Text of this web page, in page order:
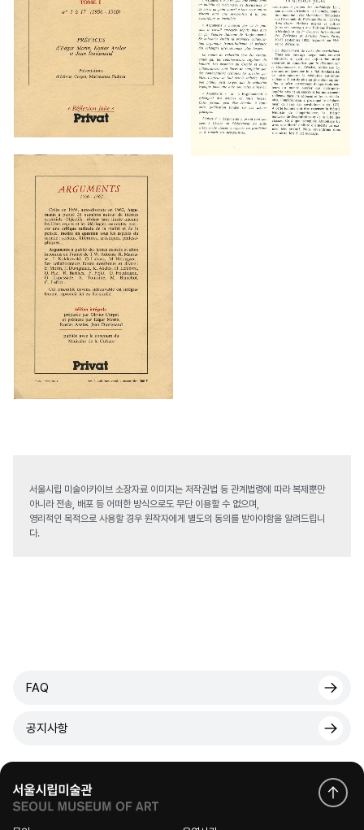
서울시립 미술아카이브 소장자료 이미지는 저작권법 등 관계법령에 따라 복제뿐만
아니라 전송, 배포 등 어떠한 방식으로도 무단 이용할 수 없으며,
영리적인 목적으로 사용할 경우 원작자에게 별도의 동의를 받아야함을 알려드립니
다.
FAQ
공지사항